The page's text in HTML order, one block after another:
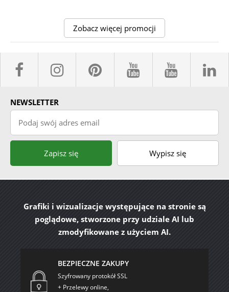
Zobacz więcej promocji
facebook sklepyBELPOL
instagram
pinterestyoutube
NEWSLETTER
Podaj swój adres email
Zapisz się Wypisz się
Grafiki i wizualizacje występujące na stronie są
poglądowe, stworzone przy udziale AI lub
zmodyfikowane z użyciem AI.
BEZPIECZNE ZAKUPY
Szyfrowany protokół SSL
+ Przelewy online,